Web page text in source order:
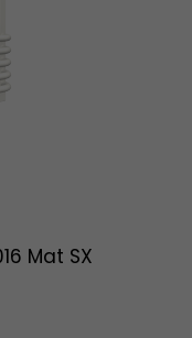
Mat SX